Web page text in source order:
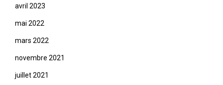
avril 2023
mai 2022
mars 2022
novembre 2021
juillet 2021